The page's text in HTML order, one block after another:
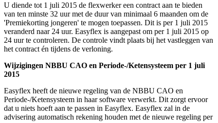
U diende tot 1 juli 2015 de flexwerker een contract aan te bieden
van ten minste 32 uur met de duur van minimaal 6 maanden om de
'Premiekorting jongeren' te mogen toepassen. Dit is per 1 juli 2015
veranderd naar 24 uur. Easyflex is aangepast om per 1 juli 2015 op
24 uur te controleren. De controle vindt plaats bij het vastleggen van
het contract én tijdens de verloning.
Wijzigingen NBBU CAO en Periode-/Ketensysteem per 1 juli
2015
Easyflex heeft de nieuwe regeling van de NBBU CAO en
Periode-/Ketensysteem in haar software verwerkt. Dit zorgt ervoor
dat u niets hoeft aan te passen in Easyflex. Easyflex zal in de
advisering automatisch rekening houden met de nieuwe regeling per